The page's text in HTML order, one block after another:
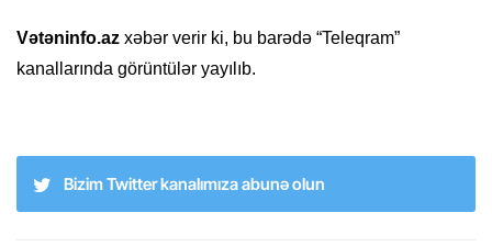
Vətəninfo.az xəbər verir ki, bu barədə “Teleqram”
kanallarında görüntülər yayılıb.
Bizim Twitter kanalımıza abunə olun